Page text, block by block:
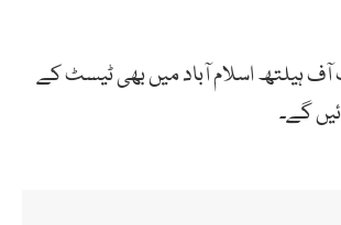
آف ہیلتھ اسلام آباد میں بھی ٹیسٹ کے
گے۔